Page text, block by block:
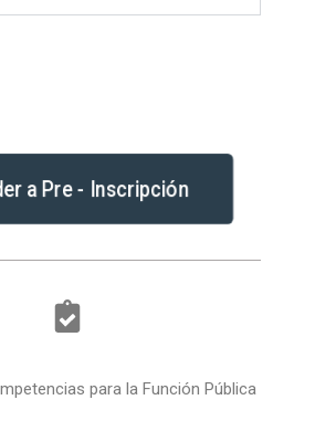
a Pre - Inscripción
para la Función Pública